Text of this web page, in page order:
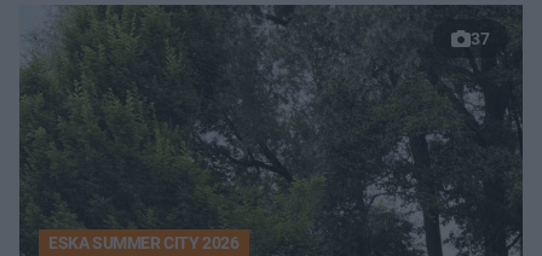
37
ESKA SUMMER CITY 2026